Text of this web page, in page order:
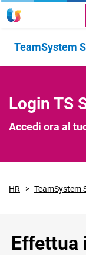
TeamSystem
Studio
Portale
e App
Login TS
Accedi ora al
HR TeamSystem
Effettua